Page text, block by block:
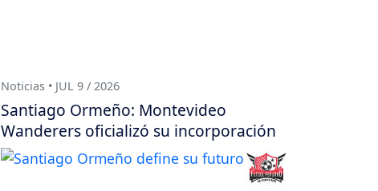
Noticias • JUL 9 / 2026
Santiago Ormeño: Montevideo
Wanderers oficializó su incorporación